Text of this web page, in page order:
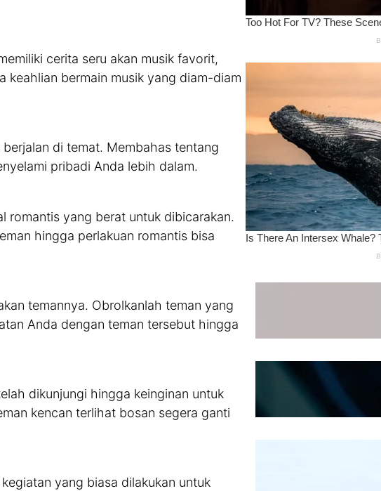
cerita seru akan musik favorit,
bermain musik yang diam-diam
di temat. Membahas tentang
pribadi Anda lebih dalam.
romantis yang berat untuk dibicarakan.
hingga perlakuan romantis bisa
temannya. Obrolkanlah teman yang
Anda dengan teman tersebut hingga
dikunjungi hingga keinginan untuk
kencan terlihat bosan segera ganti
yang biasa dilakukan untuk